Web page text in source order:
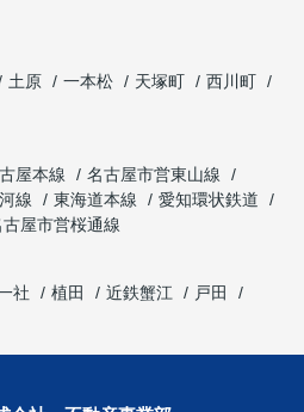
土原 一本松 天塚町
西川町
屋本線
名古屋市営東山線
線 東海道本線
愛知環状鉄道
古屋市営桜通線
社 植田 近鉄蟹江
戸田